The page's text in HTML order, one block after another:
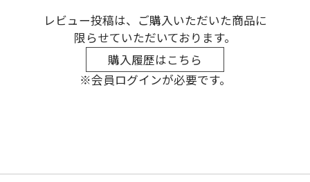
レビュー投稿は、ご購入いただいた商品に
限らせていただいております。
購入履歴はこちら
※会員ログインが必要です。